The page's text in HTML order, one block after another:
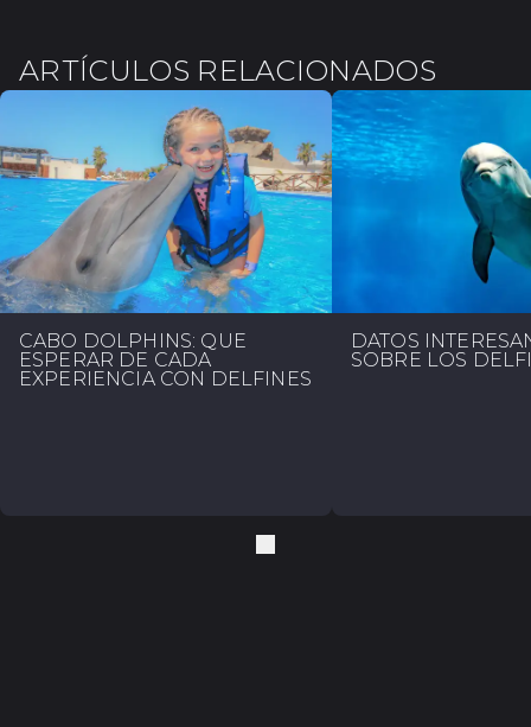
ARTÍCULOS RELACIONADOS
CABO DOLPHINS: QUÉ
ESPERAR DE CADA
EXPERIENCIA CON DELFINES
DATOS
SOBRE LOS